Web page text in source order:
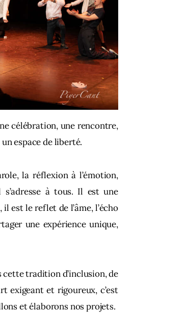
célébration, une rencontre,
espace de liberté.
la réflexion à l’émotion,
à tous. Il est une
est le reflet de l’âme, l’écho
une expérience unique,
tradition d’inclusion, de
exigeant et rigoureux, c’est
et élaborons nos projets.